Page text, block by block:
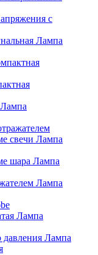
с
Лампа
Лампа
Лампа
Лампа
Лампа
Лампа
Лампа